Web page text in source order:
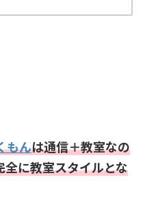
もんは通信＋教室なの
全に教室スタイルとな